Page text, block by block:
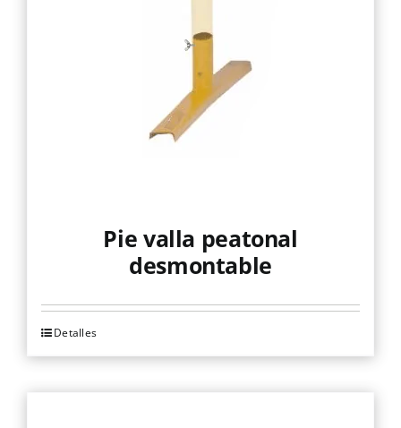
Pie valla peatonal
desmontable
Detalles